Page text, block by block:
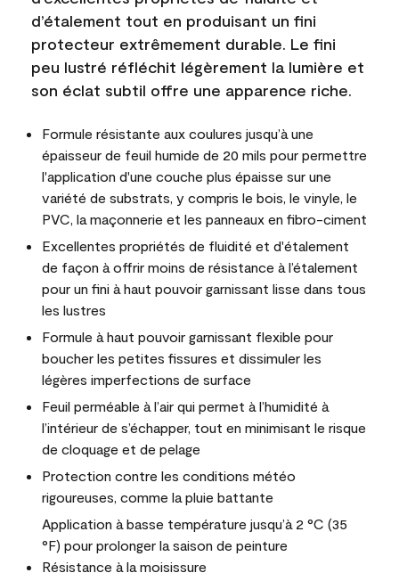
d’étalement tout en produisant un fini
protecteur extrêmement durable. Le fini
peu lustré réfléchit légèrement la lumière et
son éclat subtil offre une apparence riche.
Formule résistante aux coulures jusqu’à une
épaisseur de feuil humide de 20 mils pour permettre
l'application d'une couche plus épaisse sur une
variété de substrats, y compris le bois, le vinyle, le
PVC, la maçonnerie et les panneaux en fibro-ciment
Excellentes propriétés de fluidité et d'étalement
de façon à offrir moins de résistance à l’étalement
pour un fini à haut pouvoir garnissant lisse dans tous
les lustres
Formule à haut pouvoir garnissant flexible pour
boucher les petites fissures et dissimuler les
légères imperfections de surface
Feuil perméable à l’air qui permet à l’humidité à
l’intérieur de s’échapper, tout en minimisant le risque
de cloquage et de pelage
Protection contre les conditions météo
rigoureuses, comme la pluie battante
Application à basse température jusqu’à 2 °C (35
°F) pour prolonger la saison de peinture
Résistance à la moisissure